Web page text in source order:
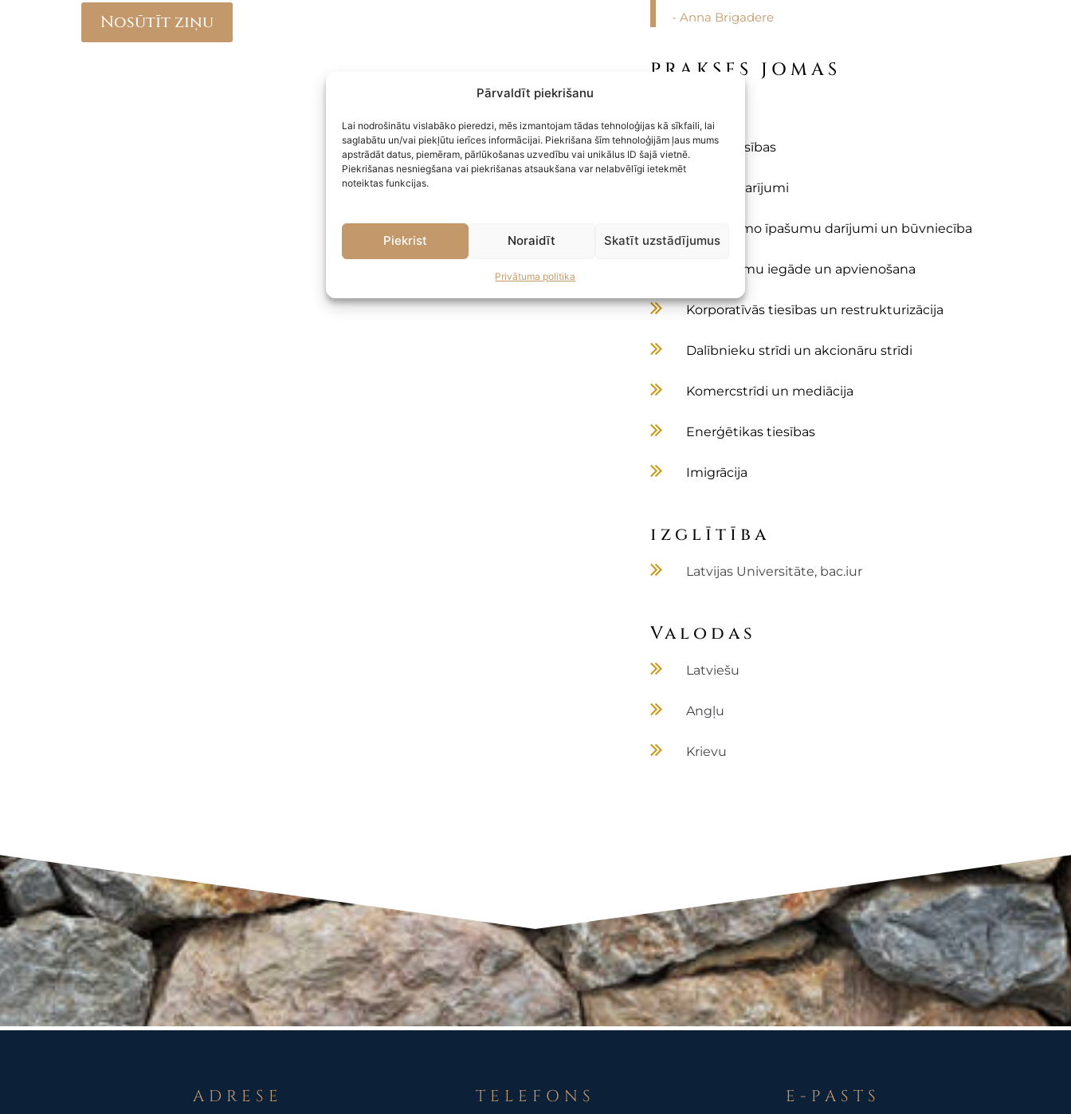
Pārvaldīt piekrišanu
Lai nodrošinātu vislabāko pieredzi, mēs izmantojam tādas tehnoloģijas kā sīkfaili, lai
saglabātu un/vai piekļūtu ierīces informācijai. Piekrišana šīm tehnoloģijām ļaus mums
apstrādāt datus, piemēram, pārlūkošanas uzvedību vai unikālus ID šajā vietnē.
Piekrišanas nesniegšana vai piekrišanas atsaukšana var nelabvēlīgi ietekmēt
noteiktas funkcijas.
Piekrist Noraidīt Skatīt uzstādījumus
Privātuma politika
Nosūtīt ziņu - Anna Brigadere
PRAKSES JOMAS
Darba tiesības
Komercdarījumi
Nekustamo īpašumu darījumi un būvniecība
Uzņēmumu iegāde un apvienošana
Korporatīvās tiesības un restrukturizācija
Dalībnieku strīdi un akcionāru strīdi
Komercstrīdi un mediācija
Enerģētikas tiesības
Imigrācija
izglītība
Latvijas Universitāte, bac.iur
Valodas
Latviešu
Angļu
Krievu
ADRESE TELEFONS E-PASTS